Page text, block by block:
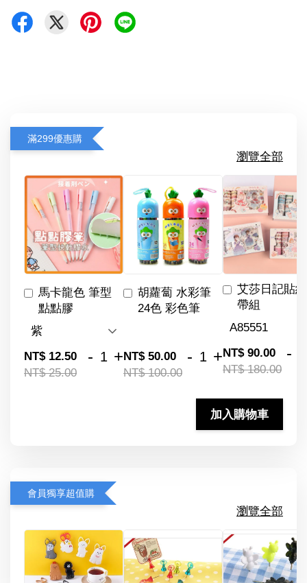
滿299優惠購
瀏覽全部
馬卡龍色 筆型
點點膠
NT$ 12.50
NT$ 25.00
- +
胡蘿蔔 水彩筆
24色 彩色筆
NT$ 50.00
NT$ 100.00
- +
艾莎日記貼
帶組
NT$ 90.00
NT$ 180.00
-
加入購物車
會員獨享超值購
瀏覽全部